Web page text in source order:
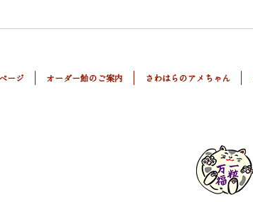
ージ オーダー飴のご案内 さわはらのアメちゃん